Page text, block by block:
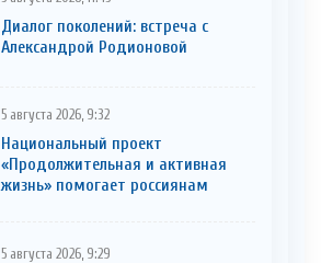
Диалог поколений: встреча с
Александрой Родионовой
5 августа 2026, 9:32
Национальный проект
«Продолжительная и активная
жизнь» помогает россиянам
5 августа 2026, 9:29